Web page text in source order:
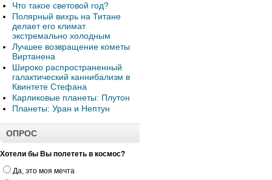
Что такое световой год?
Полярный вихрь на Титане
делает его климат
экстремально холодным
Лучшее возвращение кометы
Виртанена
Широко распространенный
галактический каннибализм в
Квинтете Стефана
Карликовые планеты: Плутон
Планеты: Уран и Нептун
ОПРОС
Хотели бы Вы полететь в космос?
Да, это моя мечта